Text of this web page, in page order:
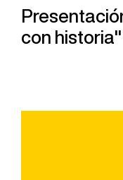
con historia"